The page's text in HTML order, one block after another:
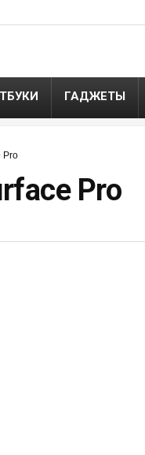
ГАДЖЕТЫ
Pro
Pro